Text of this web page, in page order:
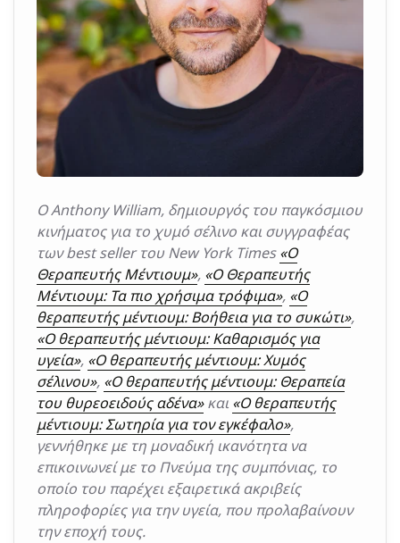
Ο Anthony William, δημιουργός του παγκόσμιου
κινήματος για το χυμό σέλινο και συγγραφέας
των best seller του New York Times«Ο
Θεραπευτής Μέντιουμ», «Ο Θεραπευτής
Μέντιουμ: Τα πιο χρήσιμα τρόφιμα», «Ο
θεραπευτής μέντιουμ: Βοήθεια για το συκώτι»,
«Ο θεραπευτής μέντιουμ: Καθαρισμός για
υγεία», «Ο θεραπευτής μέντιουμ: Χυμός
σέλινου», «Ο θεραπευτής μέντιουμ: Θεραπεία
του θυρεοειδούς αδένα»και «Ο θεραπευτής
μέντιουμ: Σωτηρία για τον εγκέφαλο»,
γεννήθηκε με τη μοναδική ικανότητα να
επικοινωνεί με το Πνεύμα της συμπόνιας, το
οποίο του παρέχει εξαιρετικά ακριβείς
πληροφορίες για την υγεία, που προλαβαίνουν
την εποχή τους.